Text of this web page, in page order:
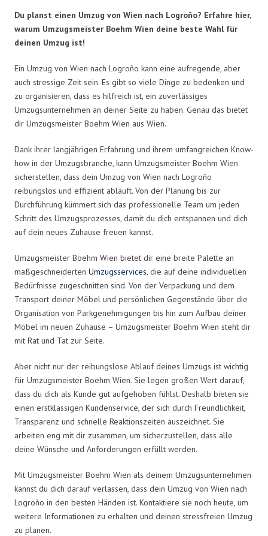
Du planst einen Umzug von Wien nach Logroño? Erfahre hier,
warum Umzugsmeister Boehm Wien deine beste Wahl für
deinen Umzug ist!
Ein Umzug von Wien nach Logroño kann eine aufregende, aber
auch stressige Zeit sein. Es gibt so viele Dinge zu bedenken und
zu organisieren, dass es hilfreich ist, ein zuverlässiges
Umzugsunternehmen an deiner Seite zu haben. Genau das bietet
dir Umzugsmeister Boehm Wien aus Wien.
Dank ihrer langjährigen Erfahrung und ihrem umfangreichen Know-
how in der Umzugsbranche, kann Umzugsmeister Boehm Wien
sicherstellen, dass dein Umzug von Wien nach Logroño
reibungslos und effizient abläuft. Von der Planung bis zur
Durchführung kümmert sich das professionelle Team um jeden
Schritt des Umzugsprozesses, damit du dich entspannen und dich
auf dein neues Zuhause freuen kannst.
Umzugsmeister Boehm Wien bietet dir eine breite Palette an
maßgeschneiderten Umzugsservices, die auf deine individuellen
Bedürfnisse zugeschnitten sind. Von der Verpackung und dem
Transport deiner Möbel und persönlichen Gegenstände über die
Organisation von Parkgenehmigungen bis hin zum Aufbau deiner
Möbel im neuen Zuhause – Umzugsmeister Boehm Wien steht dir
mit Rat und Tat zur Seite.
Aber nicht nur der reibungslose Ablauf deines Umzugs ist wichtig
für Umzugsmeister Boehm Wien. Sie legen großen Wert darauf,
dass du dich als Kunde gut aufgehoben fühlst. Deshalb bieten sie
einen erstklassigen Kundenservice, der sich durch Freundlichkeit,
Transparenz und schnelle Reaktionszeiten auszeichnet. Sie
arbeiten eng mit dir zusammen, um sicherzustellen, dass alle
deine Wünsche und Anforderungen erfüllt werden.
Mit Umzugsmeister Boehm Wien als deinem Umzugsunternehmen
kannst du dich darauf verlassen, dass dein Umzug von Wien nach
Logroño in den besten Händen ist. Kontaktiere sie noch heute, um
weitere Informationen zu erhalten und deinen stressfreien Umzug
zu planen.